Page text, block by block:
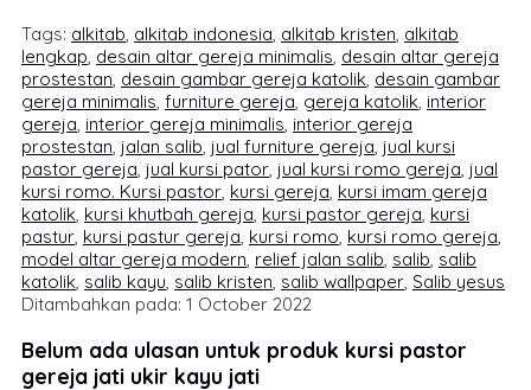
Tags: alkitab, alkitab indonesia, alkitab kristen, alkitab
lengkap, desain altar gereja minimalis, desain altar gereja
prostestan, desain gambar gereja katolik, desain gambar
gereja minimalis, furniture gereja, gereja katolik, interior
gereja, interior gereja minimalis, interior gereja
prostestan, jalan salib, jual furniture gereja, jual kursi
pastor gereja, jual kursi pator, jual kursi romo gereja, jual
kursi romo. Kursi pastor, kursi gereja, kursi imam gereja
katolik, kursi khutbah gereja, kursi pastor gereja, kursi
pastur, kursi pastur gereja, kursi romo, kursi romo gereja,
model altar gereja modern, relief jalan salib, salib, salib
katolik, salib kayu, salib kristen, salib wallpaper, Salib yesus
Ditambahkan pada: 1 October 2022
Belum ada ulasan untuk produk kursi pastor
gereja jati ukir kayu jati